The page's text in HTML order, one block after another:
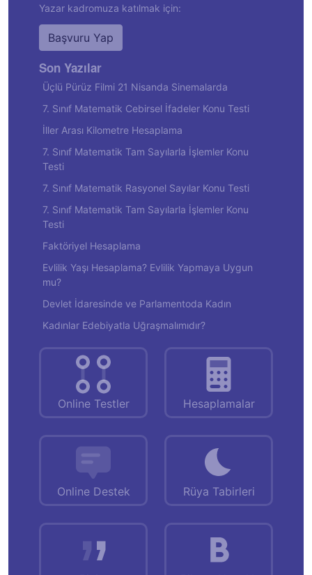
Yazar kadromuza katılmak için:
Başvuru Yap
Son Yazılar
Üçlü Pürüz Filmi 21 Nisanda Sinemalarda
7. Sınıf Matematik Cebirsel İfadeler Konu Testi
İller Arası Kilometre Hesaplama
7. Sınıf Matematik Tam Sayılarla İşlemler Konu
Testi
7. Sınıf Matematik Rasyonel Sayılar Konu Testi
7. Sınıf Matematik Tam Sayılarla İşlemler Konu
Testi
Faktöriyel Hesaplama
Evlilik Yaşı Hesaplama? Evlilik Yapmaya Uygun
mu?
Devlet İdaresinde ve Parlamentoda Kadın
Kadınlar Edebiyatla Uğraşmalımıdır?
Online Testler Hesaplamalar
Online Destek Rüya Tabirleri